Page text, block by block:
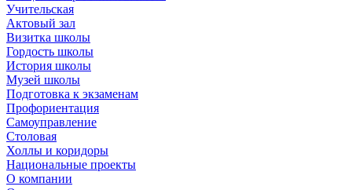
Учительская
Актовый зал
Визитка школы
Гордость школы
История школы
Музей школы
Подготовка к экзаменам
Профориентация
Самоуправление
Столовая
Холлы и коридоры
Национальные проекты
О компании